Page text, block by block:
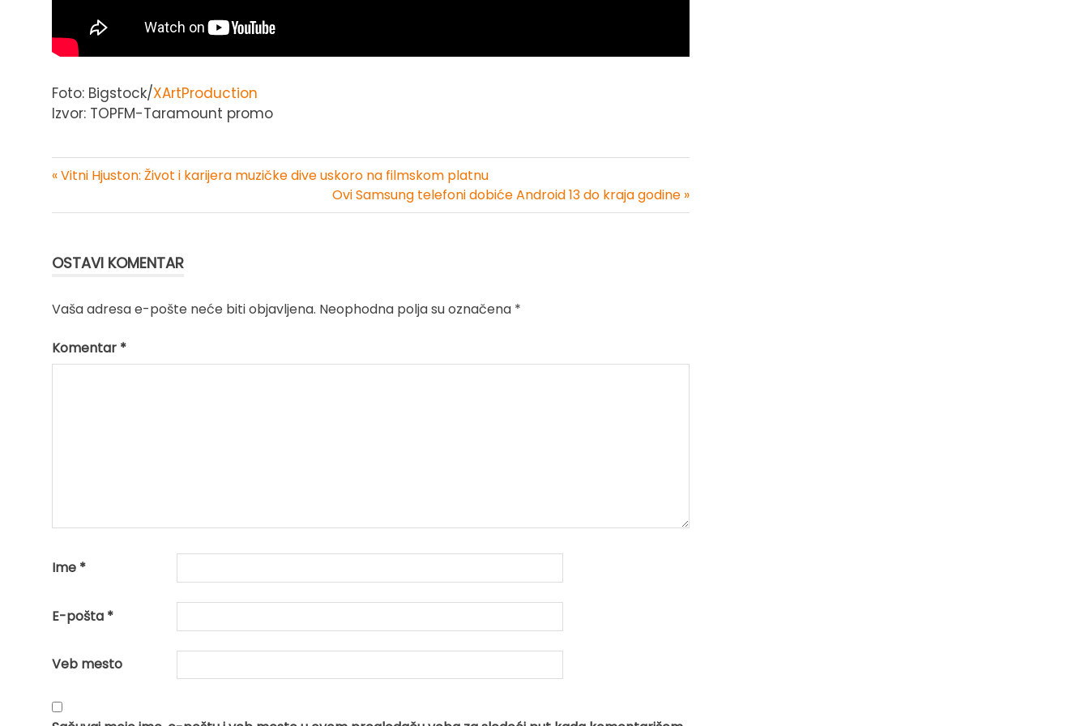
Foto: Bigstock/XArtProduction
Izvor: TOPFM-Taramount promo
« Vitni Hjuston: Život i karijera muzičke dive uskoro na filmskom platnu
Ovi Samsung telefoni dobiće Android 13 do kraja godine »
OSTAVI KOMENTAR
Vaša adresa e-pošte neće biti objavljena. Neophodna polja su označena *
Komentar *
Ime *
E-pošta *
Veb mesto